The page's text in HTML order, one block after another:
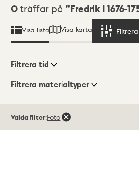
Sökresultat
0 träffar på Fredrik I 1676-
Visa lista Visa karta Filtrera
Visningsläge
Filtrera tid
Filtrera materialtyper
träffar
Valda filter:Foto